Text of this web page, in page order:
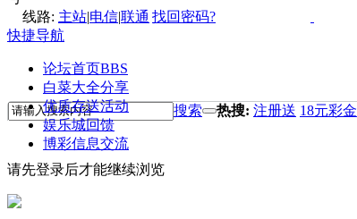
线路: 主站|电信|联通 找回密码?
快捷导航
论坛首页BBS
白菜大全分享
优质存送活动
娱乐城回馈
博彩信息交流
搜索 热搜: 注册送 18元彩金
请先登录后才能继续浏览